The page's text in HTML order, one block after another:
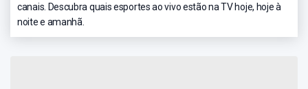
canais. Descubra quais esportes ao vivo estão na TV hoje, hoje à
noite e amanhã.